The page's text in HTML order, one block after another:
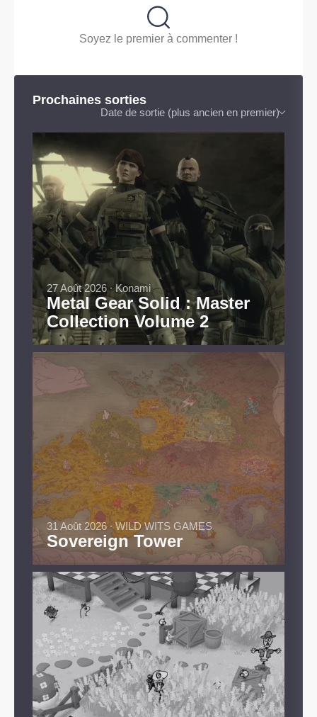
Soyez le premier à commenter !
Prochaines sorties
Date de sortie (plus ancien en premier)
Metal Gear Solid : Master
Collection Volume 2
27 Août 2026 ∙ Konami
Sovereign Tower
31 Août 2026 ∙ WILD WITS GAMES